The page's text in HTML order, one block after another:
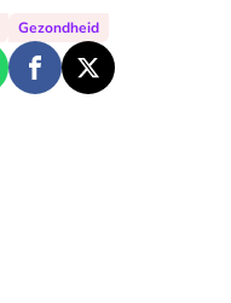
Gezondheid